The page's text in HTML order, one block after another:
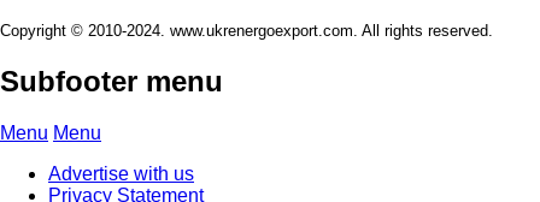
Copyright © 2010-2024. www.ukrenergoexport.com. All rights reserved.
Subfooter menu
Menu Menu
Advertise with us
Privacy Statement